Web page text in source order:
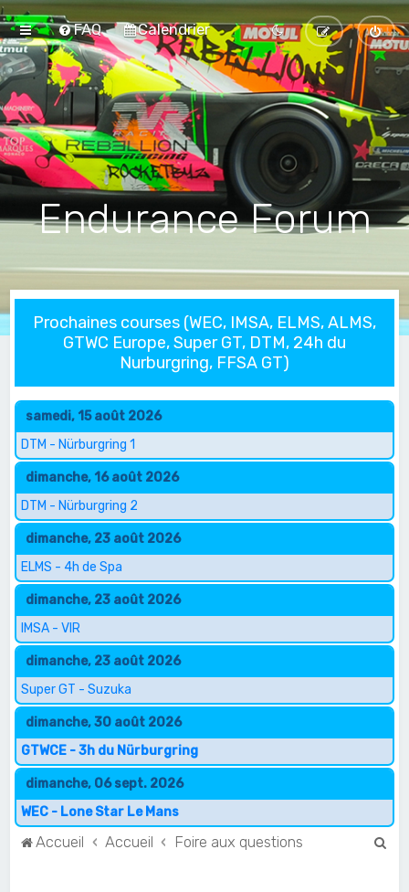
FAQ Calendrier
Endurance Forum
Prochaines courses (WEC, IMSA, ELMS, ALMS,
GTWC Europe, Super GT, DTM, 24h du
Nurburgring, FFSA GT)
samedi, 15 août 2026
DTM - Nürburgring 1
dimanche, 16 août 2026
DTM - Nürburgring 2
dimanche, 23 août 2026
ELMS - 4h de Spa
dimanche, 23 août 2026
IMSA - VIR
dimanche, 23 août 2026
Super GT - Suzuka
dimanche, 30 août 2026
GTWCE - 3h du Nürburgring
dimanche, 06 sept. 2026
WEC - Lone Star Le Mans
Accueil Accueil Foire aux questions